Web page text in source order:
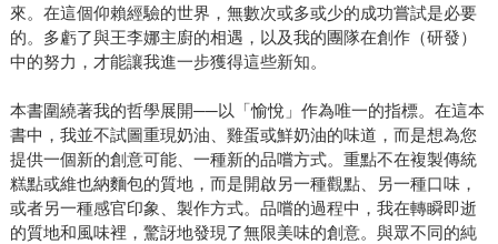
來。在這個仰賴經驗的世界，無數次或多或少的成功嘗試是必要
的。多虧了與王李娜主廚的相遇，以及我的團隊在創作（研發）
中的努力，才能讓我進一步獲得這些新知。
本書圍繞著我的哲學展開──以「愉悅」作為唯一的指標。在這本
書中，我並不試圖重現奶油、雞蛋或鮮奶油的味道，而是想為您
提供一個新的創意可能、一種新的品嚐方式。重點不在複製傳統
糕點或維也納麵包的質地，而是開啟另一種觀點、另一種口味，
或者另一種感官印象、製作方式。品嚐的過程中，我在轉瞬即逝
的質地和風味裡，驚訝地發現了無限美味的創意。與眾不同的純